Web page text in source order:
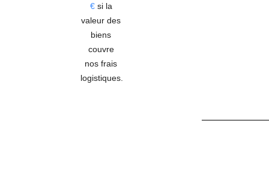
€si la
valeur des
biens
couvre
nos frais
logistiques.